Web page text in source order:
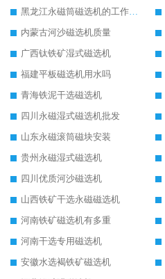
黑龙江永磁筒磁选机的工作原理
内蒙古河沙磁选机质量
广西钛铁矿湿式磁选机
福建平板磁选机用水吗
青海铁泥干选磁选机
四川永磁湿式磁选机批发
山东永磁滚筒磁块安装
贵州永磁湿式磁选机
四川优质河沙磁选机
山西铁矿干选永磁磁选机
河南铁矿磁选机有多重
河南干选专用磁选机
安徽水选褐铁矿磁选机